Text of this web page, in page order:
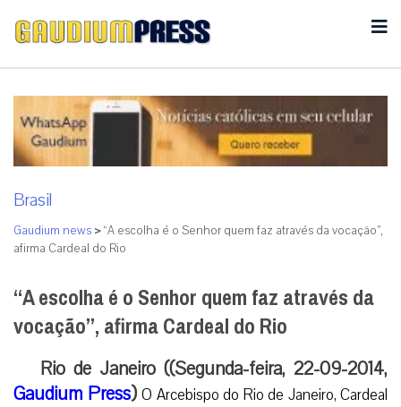
Brasil
Gaudium news >“A escolha é o Senhor quem faz através da vocação”,
afirma Cardeal do Rio
“A escolha é o Senhor quem faz através da
vocação”, afirma Cardeal do Rio
Rio de Janeiro ((Segunda-feira, 22-09-2014,
Gaudium Press) O Arcebispo do Rio de Janeiro, Cardeal